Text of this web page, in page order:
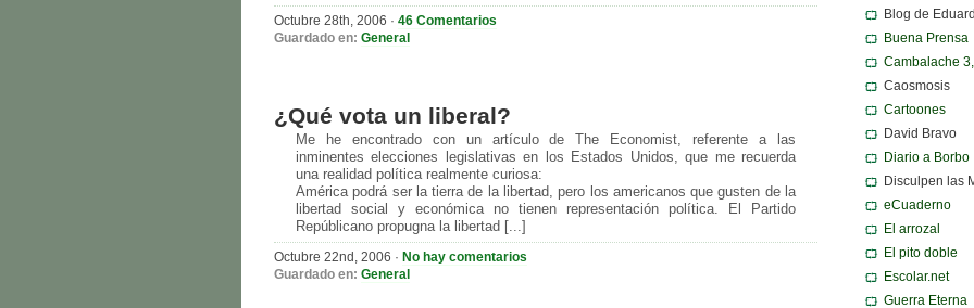
Octubre 28th, 2006 · 46 Comentarios
Guardado en: General
¿Qué vota un liberal?
Me he encontrado con un artículo de The Economist, referente a las
inminentes elecciones legislativas en los Estados Unidos, que me recuerda
una realidad política realmente curiosa:
América podrá ser la tierra de la libertad, pero los americanos que gusten de la
libertad social y económica no tienen representación política. El Partido
Repúblicano propugna la libertad [...]
Octubre 22nd, 2006 · No hay comentarios
Guardado en: General
Blog de
Buena Prensa
Cambalache
Caosmosis
Cartoones
David Bravo
Diario a Borbo
Disculpen las
eCuaderno
El arrozal
El pito doble
Escolar.net
Guerra Eterna